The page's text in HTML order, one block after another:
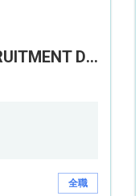
THE REPULSE BAY RECRUITMENT DAY 淺水灣影灣園人才招聘會
全職